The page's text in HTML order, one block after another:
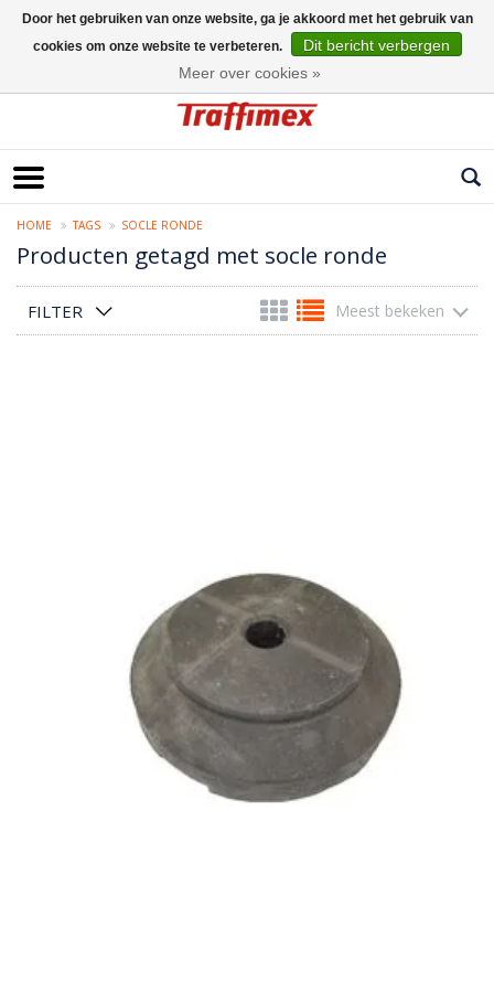
HOME TAGS SOCLE RONDE
Producten getagd met socle ronde
FILTER Meest bekeken
Door het gebruiken van onze website, ga je akkoord met het gebruik van
cookies om onze website te verbeteren.
Dit bericht verbergen
Meer over cookies »